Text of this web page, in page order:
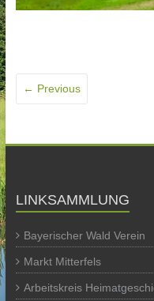
← Previous
LINKSAMMLUNG
Bayerischer Wald Verein
Markt Mitterfels
Arbeitskreis